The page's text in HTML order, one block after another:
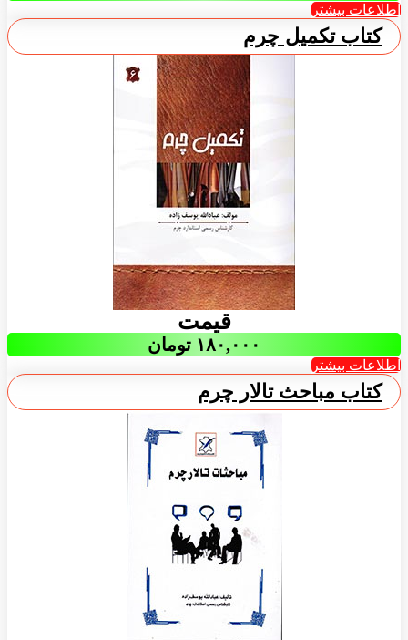
اطلاعات بیشتر
کتاب تکمیل چرم
قیمت
۱۸۰,۰۰۰ تومان
اطلاعات بیشتر
کتاب مباحث تالار چرم